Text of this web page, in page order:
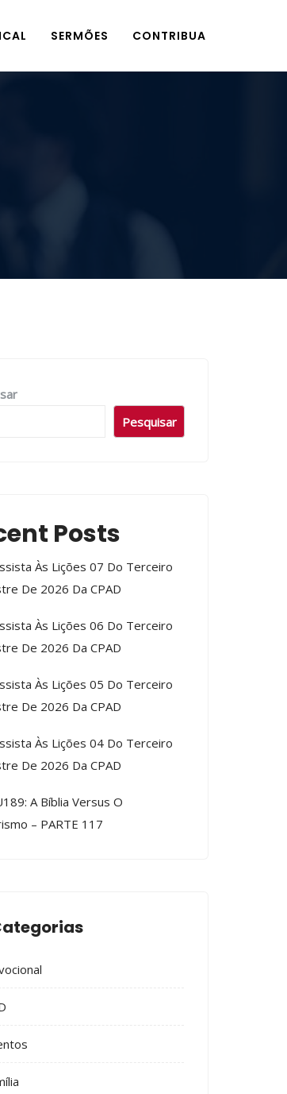
SERMÕES CONTRIBUA
Pesquisar
Posts
Às Lições 07 Do Terceiro
De 2026 Da CPAD
Às Lições 06 Do Terceiro
De 2026 Da CPAD
Às Lições 05 Do Terceiro
De 2026 Da CPAD
Às Lições 04 Do Terceiro
De 2026 Da CPAD
A Bíblia Versus O
– PARTE 117